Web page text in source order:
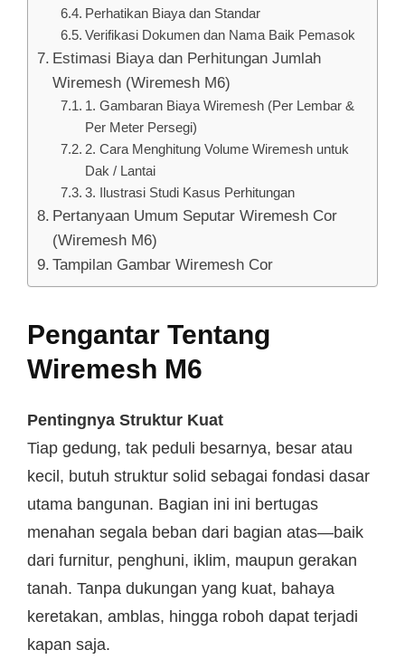
Perhatikan Biaya dan Standar
Verifikasi Dokumen dan Nama Baik Pemasok
Estimasi Biaya dan Perhitungan Jumlah
Wiremesh (Wiremesh M6)
1. Gambaran Biaya Wiremesh (Per Lembar &
Per Meter Persegi)
2. Cara Menghitung Volume Wiremesh untuk
Dak / Lantai
3. Ilustrasi Studi Kasus Perhitungan
Pertanyaan Umum Seputar Wiremesh Cor
(Wiremesh M6)
Tampilan Gambar Wiremesh Cor
Pengantar Tentang
Wiremesh M6
Pentingnya Struktur Kuat
Tiap gedung, tak peduli besarnya, besar atau
kecil, butuh struktur solid sebagai fondasi dasar
utama bangunan. Bagian ini ini bertugas
menahan segala beban dari bagian atas—baik
dari furnitur, penghuni, iklim, maupun gerakan
tanah. Tanpa dukungan yang kuat, bahaya
keretakan, amblas, hingga roboh dapat terjadi
kapan saja.